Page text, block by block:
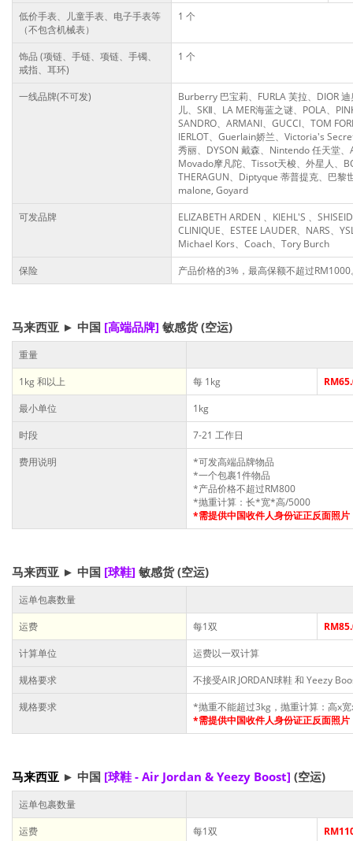
低价手表、儿童手表、电子手表等
（不包含机械表）
1 个
饰品 (项链、手链、项链、手镯、
戒指、耳环)
1 个
一线品牌(不可发)
Burberry 巴宝莉、FURLA 芙拉、DIOR
儿、SKⅡ、LA MER海蓝之谜、POLA、
SANDRO、ARMANI、GUCCI、TOM
IERLOT、Guerlain娇兰、Victoria's
秀丽、DYSON 戴森、Nintendo 任天堂
Movado摩凡陀、Tissot天梭、外星人、
THERAGUN、Diptyque 蒂普提克、巴黎
malone, Goyard
可发品牌
ELIZABETH ARDEN 、KIEHL'S 、
CLINIQUE、ESTEE LAUDER、NARS、
Michael Kors、Coach、Tory Burch
保险
产品价格的3%，最高保额不超过RM1000
马来西亚 ► 中国 [高端品牌] 敏感货(空运)
重量
1kg 和以上
每 1kg
最小单位
1kg
时段
7-21 工作日
费用说明
*可发高端品牌物品
*一个包裹1件物品
*产品价格不超过RM800
*抛重计算：长*宽*高/5000
*需提供中国收件人身份证正反面照片
马来西亚 ► 中国 [球鞋] 敏感货(空运)
运单包裹数量
运费
每1双
计算单位
运费以一双计算
规格要求
不接受AIR JORDAN球鞋 和 Yeezy
规格要求
*抛重不能超过3kg，抛重计算：高x
*需提供中国收件人身份证正反面照片
马来西亚 ► 中国 [球鞋 - Air Jordan & Yeezy Boost] (空运)
运单包裹数量
运费
每1双